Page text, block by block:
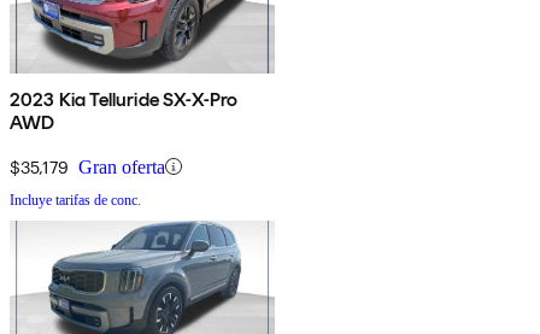
2023 Kia Telluride SX-X-Pro
AWD
$35,179 Gran oferta
Incluye tarifas de conc.